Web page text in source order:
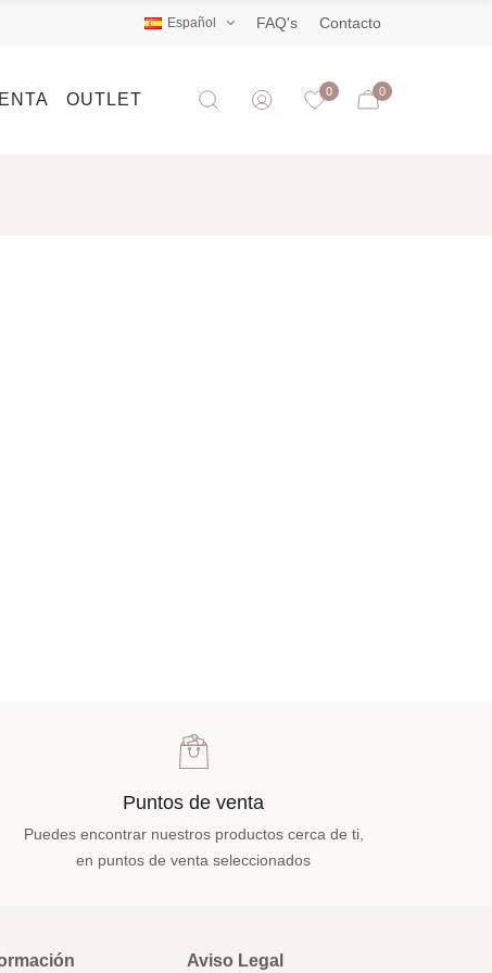
Español FAQ's Contacto
OUTLET 0 0
Puntos de venta
Puedes encontrar nuestros productos cerca de ti,
en puntos de venta seleccionados
Aviso Legal